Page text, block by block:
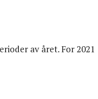
av året. For 2021